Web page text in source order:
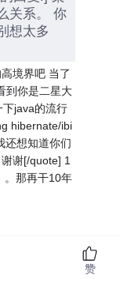
系。 你
想太多
境界吧 当了
到你是二星大
下java的流行
hibernate/ibi
还想知道你们
谢[/quote] 1
。那再干10年
赞